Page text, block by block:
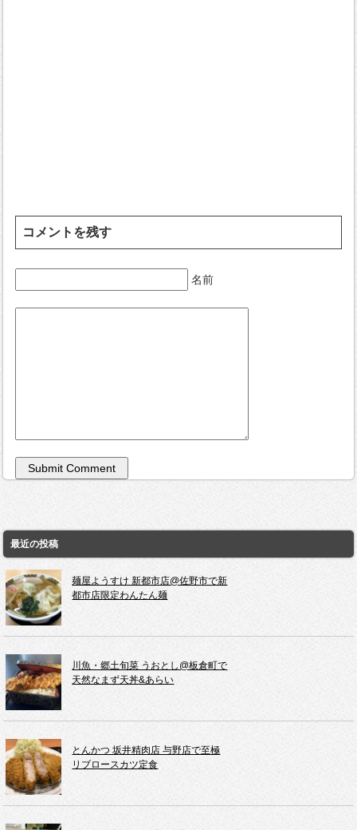
コメントを残す
名前
最近の投稿
麺屋ようすけ 新都市店@佐野市で新
都市店限定わんたん麺
川魚・郷土旬菜 うおとし@板倉町で
天然なまず天丼&あらい
とんかつ 坂井精肉店 与野店で至極
リブロースカツ定食